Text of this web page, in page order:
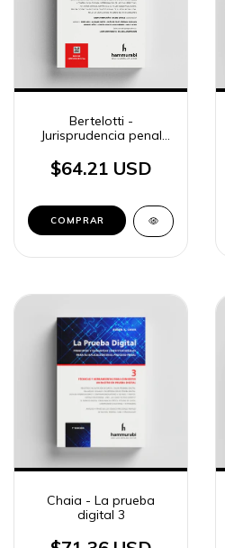
Bertelotti -
Jurisprudencia penal
$64.21 USD
COMPRAR
Chaia - La prueba
digital 3